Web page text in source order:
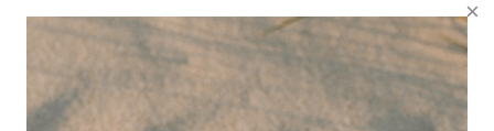
voor 15.00 bestelddezelfde werkdag
verzonden!